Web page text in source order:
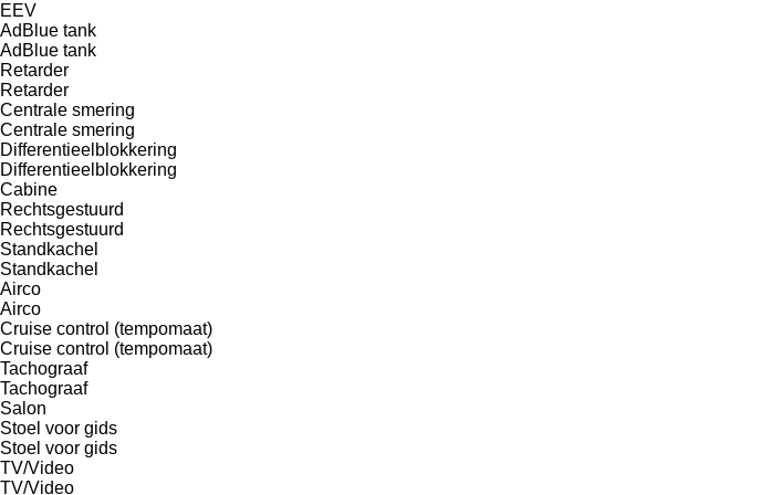
EEV
AdBlue tank
AdBlue tank
Retarder
Retarder
Centrale smering
Centrale smering
Differentieelblokkering
Differentieelblokkering
Cabine
Rechtsgestuurd
Rechtsgestuurd
Standkachel
Standkachel
Airco
Airco
Cruise control (tempomaat)
Cruise control (tempomaat)
Tachograaf
Tachograaf
Salon
Stoel voor gids
Stoel voor gids
TV/Video
TV/Video